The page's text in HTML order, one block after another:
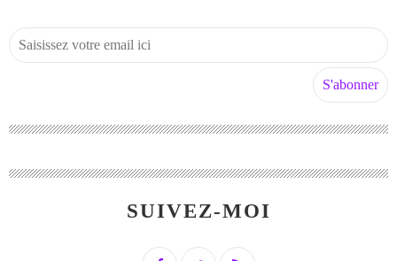
SUIVEZ-MOI